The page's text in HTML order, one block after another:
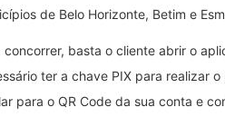
de Belo Horizonte, Betim e
concorrer, basta o cliente abrir o
ter a chave PIX para realizar
para o QR Code da sua conta e